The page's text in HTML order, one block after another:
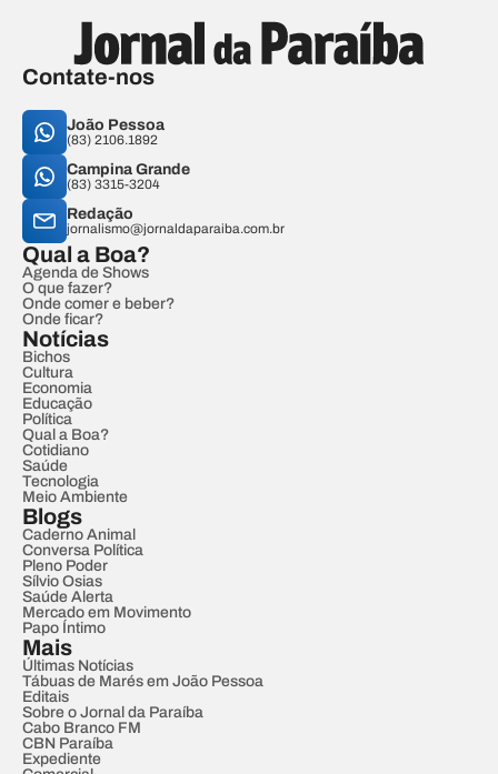
Contate-nos
João Pessoa
(83) 2106.1892
Campina Grande
(83) 3315-3204
Redação
jornalismo@jornaldaparaiba.com.br
Qual a Boa?
Agenda de Shows
O que fazer?
Onde comer e beber?
Onde ficar?
Notícias
Bichos
Cultura
Economia
Educação
Política
Qual a Boa?
Cotidiano
Saúde
Tecnologia
Meio Ambiente
Blogs
Caderno Animal
Conversa Política
Pleno Poder
Sílvio Osias
Saúde Alerta
Mercado em Movimento
Papo Íntimo
Mais
Últimas Notícias
Tábuas de Marés em João Pessoa
Editais
Sobre o Jornal da Paraíba
Cabo Branco FM
CBN Paraíba
Expediente